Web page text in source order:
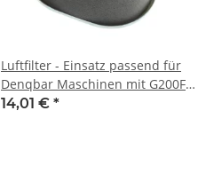
Luftfilter - Einsatz passend für
Denqbar Maschinen mit G200F
Motor (neue Baureihe 67 mm
14,01 € *